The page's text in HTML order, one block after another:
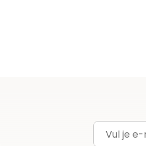
E-mailadres